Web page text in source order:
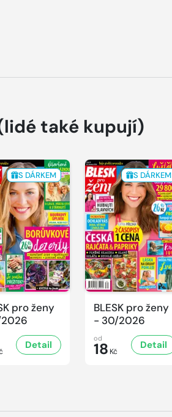
také kupují)
S DÁRKEM
pro ženy
Detail
S DÁRKEM
BLESK pro ženy
- 30/2026
od
18 Kč
Detail